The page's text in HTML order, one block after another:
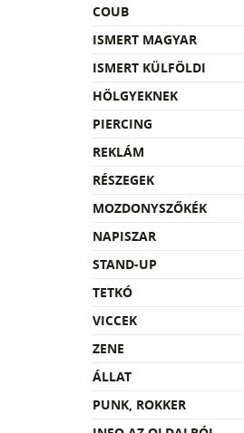
COUB
ISMERT MAGYAR
ISMERT KÜLFÖLDI
HÖLGYEKNEK
PIERCING
REKLÁM
RÉSZEGEK
MOZDONYSZŐKÉK
NAPISZAR
STAND-UP
TETKÓ
VICCEK
ZENE
ÁLLAT
PUNK, ROKKER